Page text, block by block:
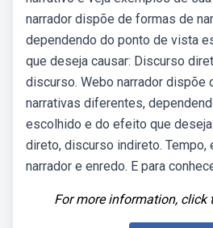
narrador dispõe de formas de
dependendo do ponto de vista
que deseja causar: Discurso
discurso. Webo narrador dispõe
narrativas diferentes,
escolhido e do efeito que
direto, discurso indireto. Tempo,
narrador e enredo. E para
For more information, click